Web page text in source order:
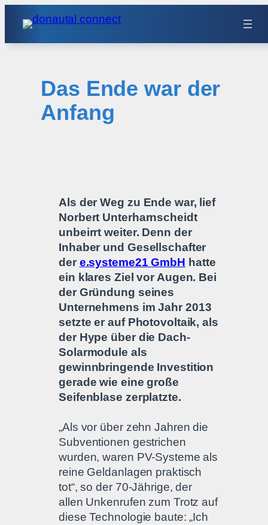
Inhalt
springen
Das Ende war der
Anfang
Als der Weg zu Ende war, lief
Norbert Unterharnscheidt
unbeirrt weiter. Denn der
Inhaber und Gesellschafter
der e.systeme21 GmbH hatte
ein klares Ziel vor Augen. Bei
der Gründung seines
Unternehmens im Jahr 2013
setzte er auf Photovoltaik, als
der Hype über die Dach-
Solarmodule als
gewinnbringende Investition
gerade wie eine große
Seifenblase zerplatzte.
„Als vor über zehn Jahren die
Subventionen gestrichen
wurden, waren PV-Systeme als
reine Geldanlagen praktisch
tot“, so der 70-Jährige, der
allen Unkenrufen zum Trotz auf
diese Technologie baute: „Ich